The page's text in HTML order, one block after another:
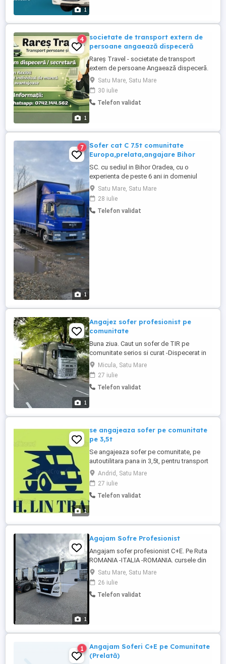
1
1
4
societate de transport extern de
persoane angaează dispeceră
Rareș Travel - societate de transport
extern de persoane Angaează dispeceră.
Angajăm DISPECER , o persoană
comunicativă și responsabilă pentru care
vom asigura Salariu motivant Bonusuri in
funcție de realizări Condiții de muncă
Satu Mare, Satu Mare
30 iulie
Telefon validat
1
7
Sofer cat C 7.5t comunitate
Europa,prelata,angajare Bihor
SC. cu sediul in Bihor Oradea, cu o
experienta de peste 6 ani in domeniul
transporturilor, angajeaza 1 SOFER
PROFESIONIST, categoria C 7.5t pentru
transport extern COMUNITATE. Nu se
merge in Elvetia Uk OFERIM: - Loc de
Satu Mare, Satu Mare
28 iulie
Telefon validat
1
Angajez sofer profesionist pe
comunitate
Buna ziua. Caut un sofer de TIR pe
comunitate serios si curat -Dispecerat in
limba maghiara,engleza sau germana,
direct cu speditia(de preferat) sau in
limba romana -Se schimba vagonul -de
preferat se lucreaza 4 sapt cu 1 acasa - nu
...
Micula, Satu Mare
27 iulie
Telefon validat
1
se angajeaza sofer pe comunitate
pe 3,5t
Se angajeaza sofer pe comunitate, pe
autoutilitara pana in 3,5t, pentru transport
marfa, in cadrul Uniunii Europene. Cerinte:
-Permis de conducere categoria B fara
incidente; -Card tahograf; -Experienta in
transportul international de marfa cu
Andrid, Satu Mare
27 iulie
Telefon validat
1
Agajam Sofre Profesionist
Angajam sofer profesionist C+E. Pe Ruta
ROMANIA -ITALIA -ROMANIA. cursele din
Satu -Mare Baia Mare se cere seriozitate
minim un an experienta
Satu Mare, Satu Mare
26 iulie
Telefon validat
1
Angajam Soferi C+E pe Comunitate
(Prelată)